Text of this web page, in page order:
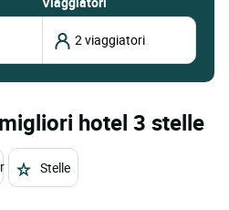
hotel 3 stelle
Stelle